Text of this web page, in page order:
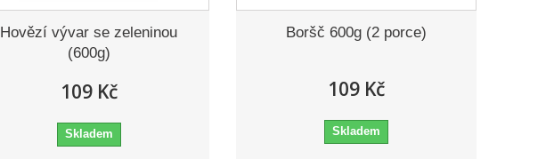
Hovězí vývar se zeleninou
(600g)
109 Kč
Skladem
Boršč 600g (2 porce)
109 Kč
Skladem